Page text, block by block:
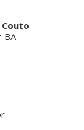
Couto
BA